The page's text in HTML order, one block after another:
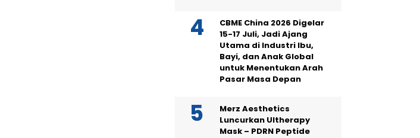
CBME China 2026 Digelar
15-17 Juli, Jadi Ajang
Utama di Industri Ibu,
Bayi, dan Anak Global
untuk Menentukan Arah
Pasar Masa Depan
Merz Aesthetics
Luncurkan Ultherapy
Mask – PDRN Peptide